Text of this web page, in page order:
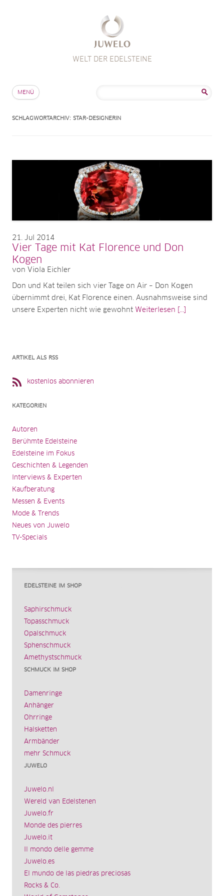
WELT DER EDELSTEINE
MENÜ
SCHLAGWORTARCHIV: STAR-DESIGNERIN
21 Jul 2014
Vier Tage mit Kat Florence und Don
Kogen
von Viola Eichler
Don und Kat teilen sich vier Tage on Air – Don Kogen
übernimmt drei, Kat Florence einen. Ausnahmsweise sind
unsere Experten nicht wie gewohnt Weiterlesen [...]
ARTIKEL ALS RSS
kostenlos abonnieren
KATEGORIEN
Autoren
Berühmte Edelsteine
Edelsteine im Fokus
Geschichten & Legenden
Interviews & Experten
Kaufberatung
Messen & Events
Mode & Trends
Neues von Juwelo
TV-Specials
EDELSTEINE IM SHOP
Saphirschmuck
Topasschmuck
Opalschmuck
Sphenschmuck
Amethystschmuck
SCHMUCK IM SHOP
Damenringe
Anhänger
Ohrringe
Halsketten
Armbänder
mehr Schmuck
JUWELO
Juwelo.nl
Wereld van Edelstenen
Juwelo.fr
Monde des pierres
Juwelo.it
Il mondo delle gemme
Juwelo.es
El mundo de las piedras preciosas
Rocks & Co.